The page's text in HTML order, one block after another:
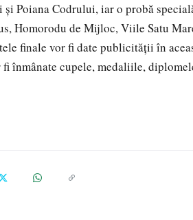
şi Poiana Codrului, iar o probă
Homorodu de Mijloc, Viile Satu
finale vor fi date publicităţii în
fi înmânate cupele, medaliile,